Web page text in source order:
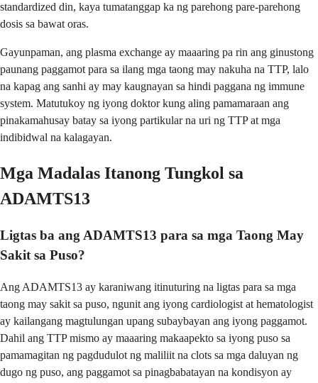
standardized din, kaya tumatanggap ka ng parehong pare-parehong
dosis sa bawat oras.
Gayunpaman, ang plasma exchange ay maaaring pa rin ang ginustong
paunang paggamot para sa ilang mga taong may nakuha na TTP, lalo
na kapag ang sanhi ay may kaugnayan sa hindi paggana ng immune
system. Matutukoy ng iyong doktor kung aling pamamaraan ang
pinakamahusay batay sa iyong partikular na uri ng TTP at mga
indibidwal na kalagayan.
Mga Madalas Itanong Tungkol sa
ADAMTS13
Ligtas ba ang ADAMTS13 para sa mga Taong May
Sakit sa Puso?
Ang ADAMTS13 ay karaniwang itinuturing na ligtas para sa mga
taong may sakit sa puso, ngunit ang iyong cardiologist at hematologist
ay kailangang magtulungan upang subaybayan ang iyong paggamot.
Dahil ang TTP mismo ay maaaring makaapekto sa iyong puso sa
pamamagitan ng pagdudulot ng maliliit na clots sa mga daluyan ng
dugo ng puso, ang paggamot sa pinagbabatayan na kondisyon ay